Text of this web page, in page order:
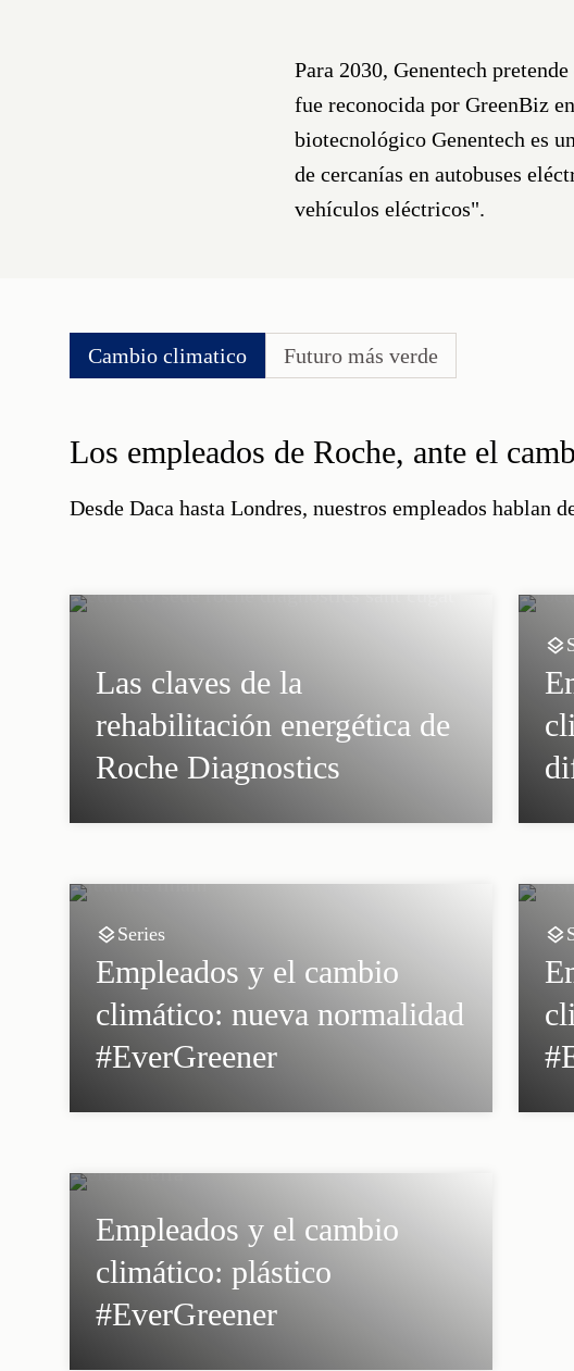
Para 2030, Genentech
fue reconocida por GreenBiz
biotecnológico Genentech es
de cercanías en autobuses
vehículos eléctricos".
Cambio climatico Futuro más verde
Los empleados de Roche, ante el
Desde Daca hasta Londres, nuestros empleados hablan
Las claves de la
rehabilitación energética de
Roche Diagnostics
Series
Empleados y el cambio
climático: nueva normalidad
#EverGreener
Empleados y el cambio
climático: plástico
#EverGreener